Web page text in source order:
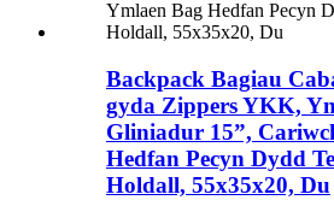
Backpack Bagiau
gyda Zippers YKK,
Gliniadur 15”,
Hedfan Pecyn Dydd
Holdall, 55x35x20, Du